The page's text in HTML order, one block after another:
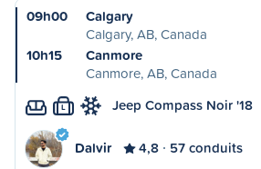
09h00
Calgary
Calgary, AB, Canada
10h15
Canmore
Canmore, AB, Canada
L Jeep Compass Noir '18
Dalvir 4,8 57 conduits